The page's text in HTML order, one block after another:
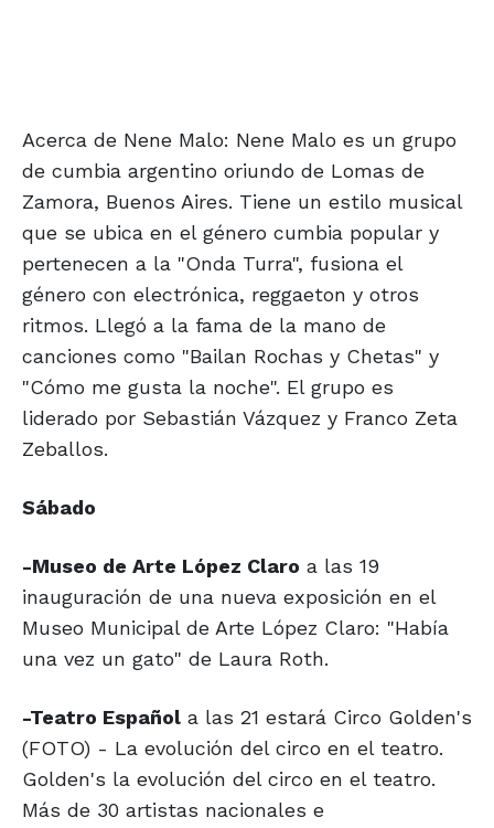
Acerca de Nene Malo: Nene Malo es un grupo
de cumbia argentino oriundo de Lomas de
Zamora, Buenos Aires. Tiene un estilo musical
que se ubica en el género cumbia popular y
pertenecen a la "Onda Turra", fusiona el
género con electrónica, reggaeton y otros
ritmos. Llegó a la fama de la mano de
canciones como "Bailan Rochas y Chetas" y
"Cómo me gusta la noche". El grupo es
liderado por Sebastián Vázquez y Franco Zeta
Zeballos.
Sábado
-Museo de Arte López Claro a las 19
inauguración de una nueva exposición en el
Museo Municipal de Arte López Claro: "Había
una vez un gato" de Laura Roth.
-Teatro Español a las 21 estará Circo Golden's
(FOTO) - La evolución del circo en el teatro.
Golden's la evolución del circo en el teatro.
Más de 30 artistas nacionales e